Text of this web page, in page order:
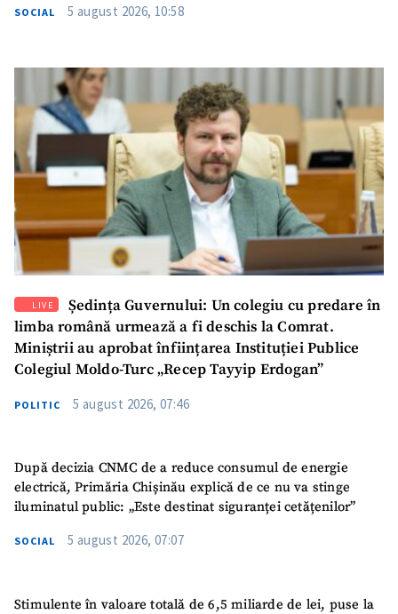
SOCIAL 5 august 2026, 10:58
LIVE
Ședința Guvernului: Un colegiu cu predare în
limba română urmează a fi deschis la Comrat.
Miniștrii au aprobat înființarea Instituției Publice
Colegiul Moldo-Turc „Recep Tayyip Erdogan”
POLITIC 5 august 2026, 07:46
După decizia CNMC de a reduce consumul de energie
electrică, Primăria Chișinău explică de ce nu va stinge
iluminatul public: „Este destinat siguranței cetățenilor”
SOCIAL 5 august 2026, 07:07
Stimulente în valoare totală de 6,5 miliarde de lei, puse la